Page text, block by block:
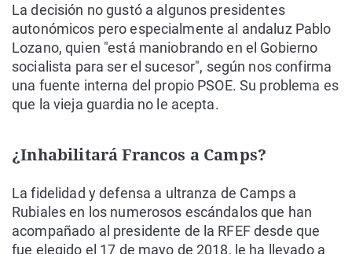
La decisión no gustó a algunos presidentes
autonómicos pero especialmente al andaluz Pablo
Lozano, quien "está maniobrando en el Gobierno
socialista para ser el sucesor", según nos confirma
una fuente interna del propio PSOE. Su problema es
que la vieja guardia no le acepta.
¿Inhabilitará Francos a Camps?
La fidelidad y defensa a ultranza de Camps a
Rubiales en los numerosos escándalos que han
acompañado al presidente de la RFEF desde que
fue elegido el 17 de mayo de 2018, le ha llevado a